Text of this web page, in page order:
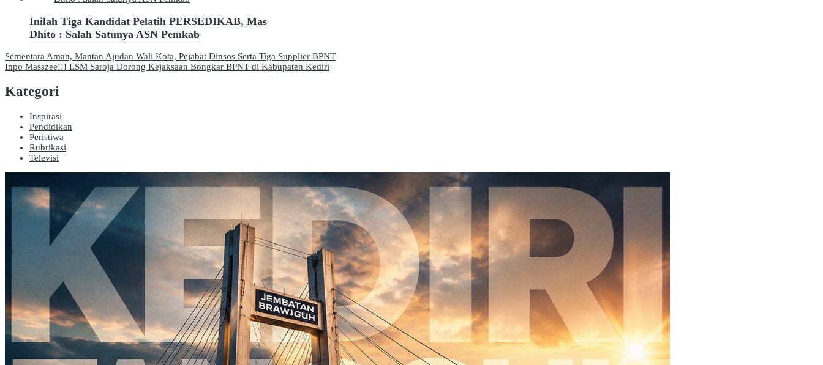
Inilah Tiga Kandidat Pelatih PERSEDIKAB, Mas
Dhito : Salah Satunya ASN Pemkab
Navigasi
pos
Sementara Aman, Mantan Ajudan Wali Kota, Pejabat Dinsos Serta Tiga Supplier BPNT
Inpo Masszee!!! LSM Saroja Dorong Kejaksaan Bongkar BPNT di Kabupaten Kediri
Kategori
Inspirasi
Pendidikan
Peristiwa
Rubrikasi
Televisi